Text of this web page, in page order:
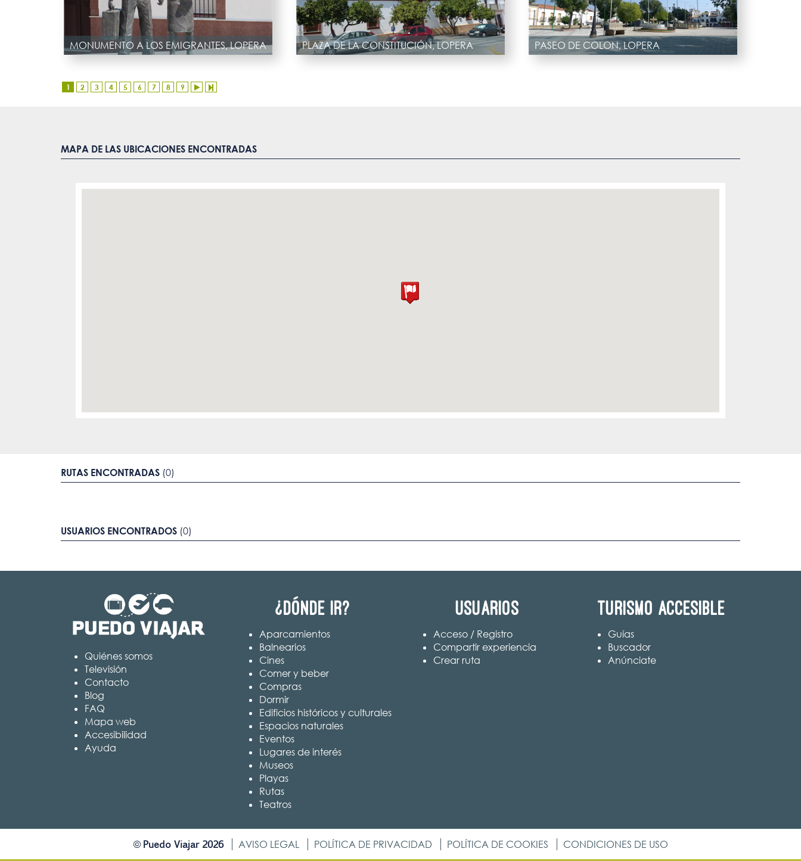
MONUMENTO A LOS EMIGRANTES, LOPERA PLAZA DE LA CONSTITUCIÓN, LOPERA PASEO DE COLON, LOPERA
1 2 3 4 5 6 7 8 9
MAPA DE LAS UBICACIONES ENCONTRADAS
RUTAS ENCONTRADAS (0)
USUARIOS ENCONTRADOS (0)
Quiénes somos
Televisión
Contacto
Blog
FAQ
Mapa web
Accesibilidad
Ayuda
¿Dónde ir?
Aparcamientos
Balnearios
Cines
Comer y beber
Compras
Dormir
Edificios históricos y culturales
Espacios naturales
Eventos
Lugares de interés
Museos
Playas
Rutas
Teatros
Usuarios
Acceso / Registro
Compartir experiencia
Crear ruta
Turismo accesible
Guías
Buscador
Anúnciate
© Puedo Viajar 2026 AVISO LEGAL POLÍTICA DE PRIVACIDAD POLÍTICA DE COOKIES CONDICIONES DE USO